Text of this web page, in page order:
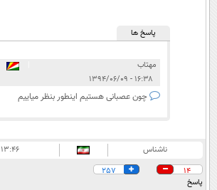
پاسخ ها
مهتاب
۱۶:۳۸ - ۱۳۹۴/۰۶/۰۹
چون عصبانی هستیم اینطور بنظر میاییم
ناشناس
۱۳:۴۶ - ۱۳۹۴/۰۶/۰۹
14
257
پاسخ